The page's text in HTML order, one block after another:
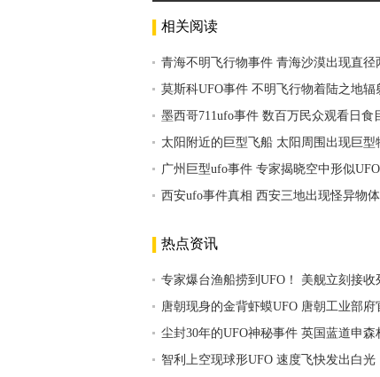
相关阅读
青海不明飞行物事件 青海沙漠出现直径
莫斯科UFO事件 不明飞行物着陆之地
墨西哥711ufo事件 数百万民众观看日食
太阳附近的巨型飞船 太阳周围出现巨型
广州巨型ufo事件 专家揭晓空中形似
西安ufo事件真相 西安三地出现怪异物
热点资讯
专家爆台渔船捞到UFO！ 美舰立刻接收
唐朝现身的金背虾蟆UFO 唐朝工业部府
尘封30年的UFO神秘事件 英国蓝道申森
智利上空现球形UFO 速度飞快发出白光